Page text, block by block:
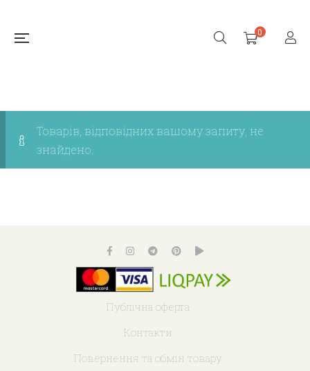
0
Товарів, відповідних вашому запиту, не
знайдено.
Публічна оферта
Контакти
Повернення та обмін товару